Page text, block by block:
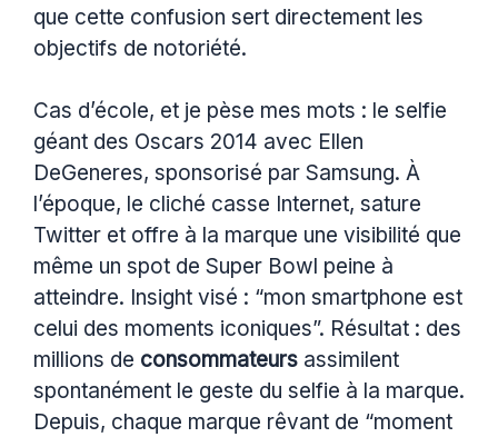
que cette confusion sert directement les
objectifs de notoriété.
Cas d’école, et je pèse mes mots : le selfie
géant des Oscars 2014 avec Ellen
DeGeneres, sponsorisé par Samsung. À
l’époque, le cliché casse Internet, sature
Twitter et offre à la marque une visibilité que
même un spot de Super Bowl peine à
atteindre. Insight visé : “mon smartphone est
celui des moments iconiques”. Résultat : des
millions de consommateurs assimilent
spontanément le geste du selfie à la marque.
Depuis, chaque marque rêvant de “moment